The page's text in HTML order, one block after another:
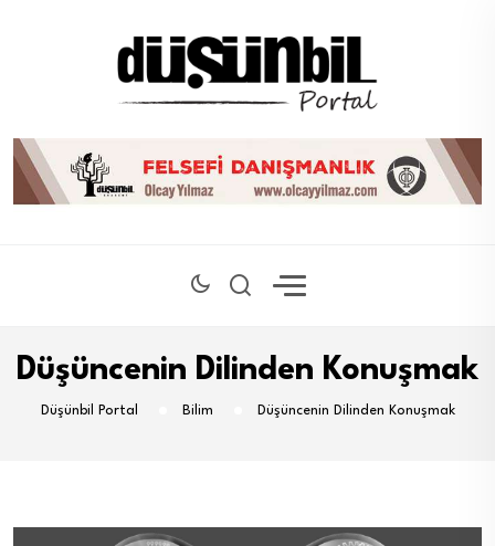
Düşüncenin Dilinden Konuşmak
Düşünbil Portal Bilim Düşüncenin Dilinden Konuşmak